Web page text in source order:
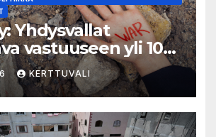
Yhdysvallat
vastuuseen yli 100
Iranissa
KERTTUVALI